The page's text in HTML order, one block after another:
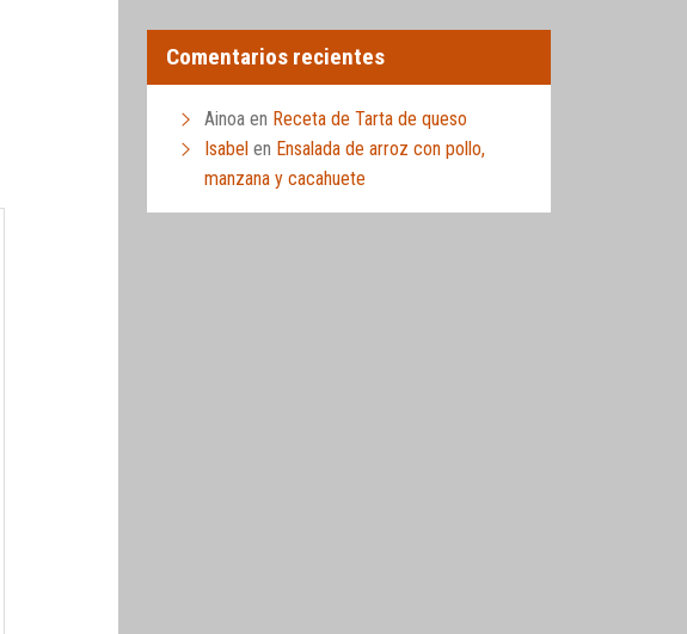
Comentarios recientes
Ainoa en Receta de Tarta de queso
Isabel en Ensalada de arroz con pollo,
manzana y cacahuete